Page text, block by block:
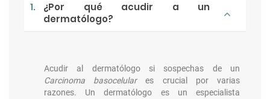
1.
¿Por qué acudir a un
dermatólogo?
Acudir al dermatólogo si sospechas de un
Carcinoma basocelulares crucial por varias
razones. Un dermatólogo es un especialista